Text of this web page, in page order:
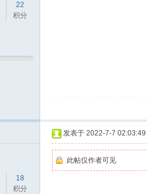
22
积分
18
积分
发表于 2022-7-7 02:03:49
此帖仅作者可见